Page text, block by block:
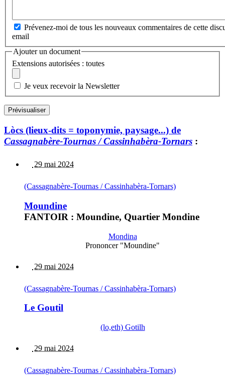
Prévenez-moi de tous les nouveaux commentaires de cette
email
Ajouter un document
Extensions autorisées : toutes
Je veux recevoir la Newsletter
Lòcs (lieux-dits = toponymie, paysage...) de
Cassagnabère-Tournas / Cassinhabèra-Tornars :
29 mai 2024
(Cassagnabère-Tournas / Cassinhabèra-Tornars)
Moundine
FANTOIR : Moundine, Quartier Mondine
Mondina
Prononcer "Moundine"
29 mai 2024
(Cassagnabère-Tournas / Cassinhabèra-Tornars)
Le Goutil
(lo,eth) Gotilh
29 mai 2024
(Cassagnabère-Tournas / Cassinhabèra-Tornars)